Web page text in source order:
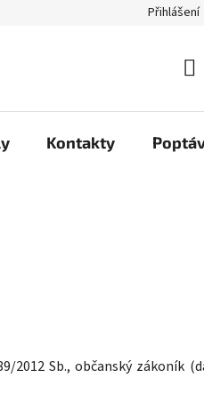
Přihlášení
Kontakty
2012 Sb., občanský zákoník